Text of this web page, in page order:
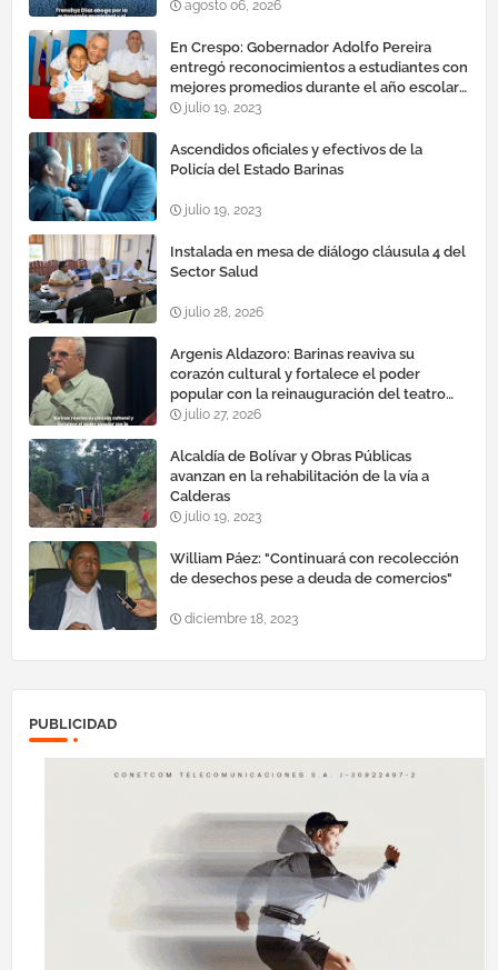
agosto 06, 2026
En Crespo: Gobernador Adolfo Pereira
entregó reconocimientos a estudiantes con
mejores promedios durante el año escolar
2022 – 2023
julio 19, 2023
Ascendidos oficiales y efectivos de la
Policía del Estado Barinas
julio 19, 2023
Instalada en mesa de diálogo cláusula 4 del
Sector Salud
julio 28, 2026
Argenis Aldazoro: Barinas reaviva su
corazón cultural y fortalece el poder
popular con la reinauguración del teatro
esteban ruiz guevara
julio 27, 2026
Alcaldía de Bolívar y Obras Públicas
avanzan en la rehabilitación de la vía a
Calderas
julio 19, 2023
William Páez: "Continuará con recolección
de desechos pese a deuda de comercios"
diciembre 18, 2023
PUBLICIDAD